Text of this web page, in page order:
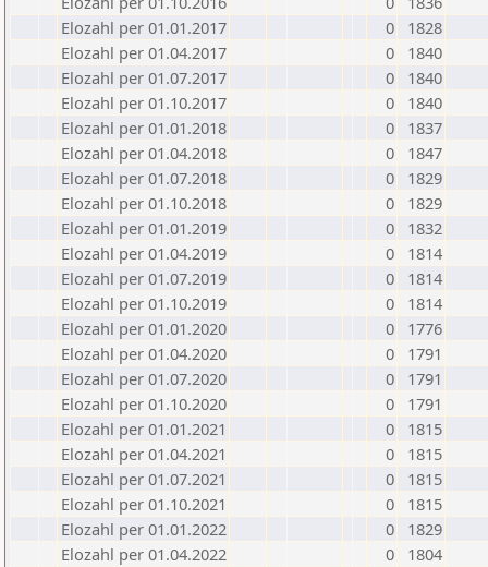
Elozahl per 01.01.2017
0
1828
Elozahl per 01.04.2017
0
1840
Elozahl per 01.07.2017
0
1840
Elozahl per 01.10.2017
0
1840
Elozahl per 01.01.2018
0
1837
Elozahl per 01.04.2018
0
1847
Elozahl per 01.07.2018
0
1829
Elozahl per 01.10.2018
0
1829
Elozahl per 01.01.2019
0
1832
Elozahl per 01.04.2019
0
1814
Elozahl per 01.07.2019
0
1814
Elozahl per 01.10.2019
0
1814
Elozahl per 01.01.2020
0
1776
Elozahl per 01.04.2020
0
1791
Elozahl per 01.07.2020
0
1791
Elozahl per 01.10.2020
0
1791
Elozahl per 01.01.2021
0
1815
Elozahl per 01.04.2021
0
1815
Elozahl per 01.07.2021
0
1815
Elozahl per 01.10.2021
0
1815
Elozahl per 01.01.2022
0
1829
Elozahl per 01.04.2022
0
1804